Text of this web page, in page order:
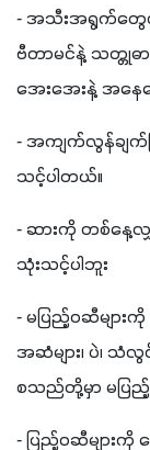
- အသီးအရွက်တွေကို
ဗီတာမင်နဲ့ သတ္တုဓ
အေးအေးနဲ့ အနေ
- အကျက်လွန်ချက်
သင့်ပါတယ်။
- ဆားကို တစ်နေ့လ
သုံးသင့်ပါဘူး
- မပြည့်ဝဆီများကို
အဆံများ၊ ပဲ၊ သံလွ
စသည်တို့မှာ မပြည့်
- ပြည့်ဝဆီများကို